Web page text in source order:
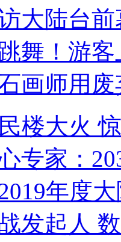
大陆台
舞！游客
画师用
楼大火
专家：
年度
发起人